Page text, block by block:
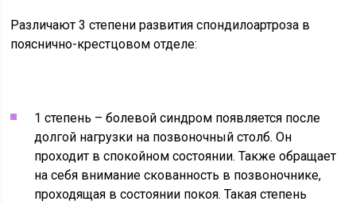
Различают 3 степени развития спондилоартроза в
пояснично-крестцовом отделе:
1 степень – болевой синдром появляется после
долгой нагрузки на позвоночный столб. Он
проходит в спокойном состоянии. Также обращает
на себя внимание скованность в позвоночнике,
проходящая в состоянии покоя. Такая степень